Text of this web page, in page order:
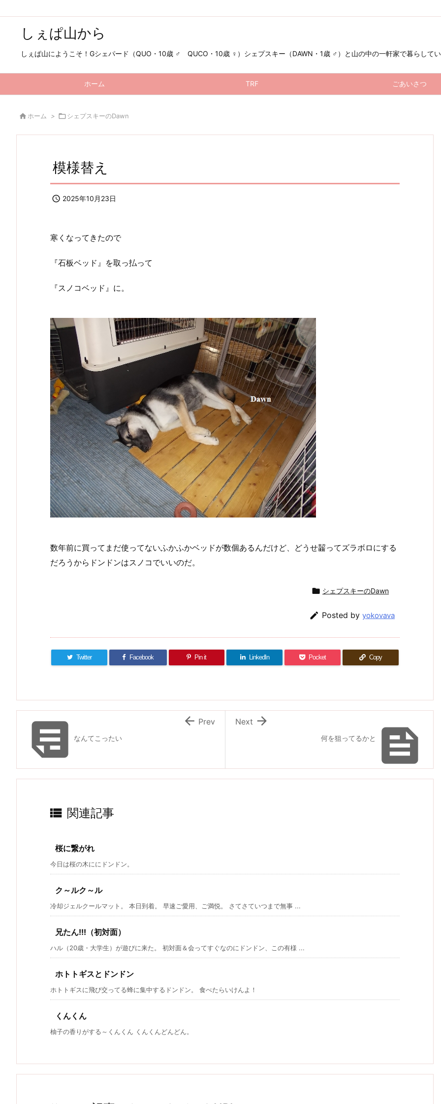
しぇぱ山から
しぇぱ山にようこそ！Gシェパード（QUO・10歳 ♂ QUCO・10歳 ♀）シェプスキー（DAWN・1歳 ♂）と山の中の一軒家で暮らし
ホーム TRF ごあいさつ
 ホーム > シェプスキーのDawn
模様替え
 2025年10月23日
寒くなってきたので
『石板ベッド』を取っ払って
『スノコベッド』に。
数年前に買ってまだ使ってないふかふかベッドが数個あるんだけど、どうせ齧ってズラボロにする
だろうからドンドンはスノコでいいのだ。
 シェプスキーのDawn
 Posted by yokovava
Twitter Facebook Pin it LinkedIn Pocket Copy

何を狙ってるかと

Next
なんてこったい
 Prev
 関連記事
桜に繋がれ
今日は桜の木ににドンドン。
ク～ルク～ル
冷却ジェルクールマット。 本日到着。 早速ご愛用、ご満悦。 さてさていつまで無事 ...
兄たん!!!（初対面）
ハル（20歳・大学生）が遊びに来た。 初対面＆会ってすぐなのにドンドン、この有様 ...
ホトトギスとドンドン
ホトトギスに飛び交ってる蜂に集中するドンドン。 食べたらいけんよ！
くんくん
柚子の香りがする～くんくん くんくんどんどん。